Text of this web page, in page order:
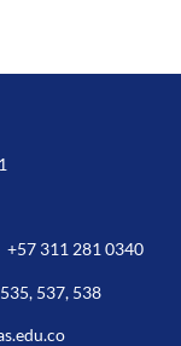
+57 311 281 0340
537, 538